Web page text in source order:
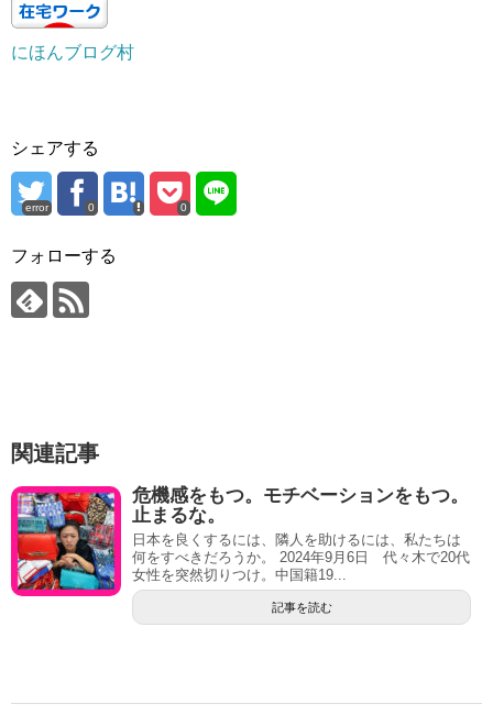
にほんブログ村
シェアする
error 0 0
フォローする
関連記事
危機感をもつ。モチベーションをもつ。
止まるな。
日本を良くするには、隣人を助けるには、私たちは
何をすべきだろうか。 2024年9月6日 代々木で20代
女性を突然切りつけ。中国籍19...
記事を読む